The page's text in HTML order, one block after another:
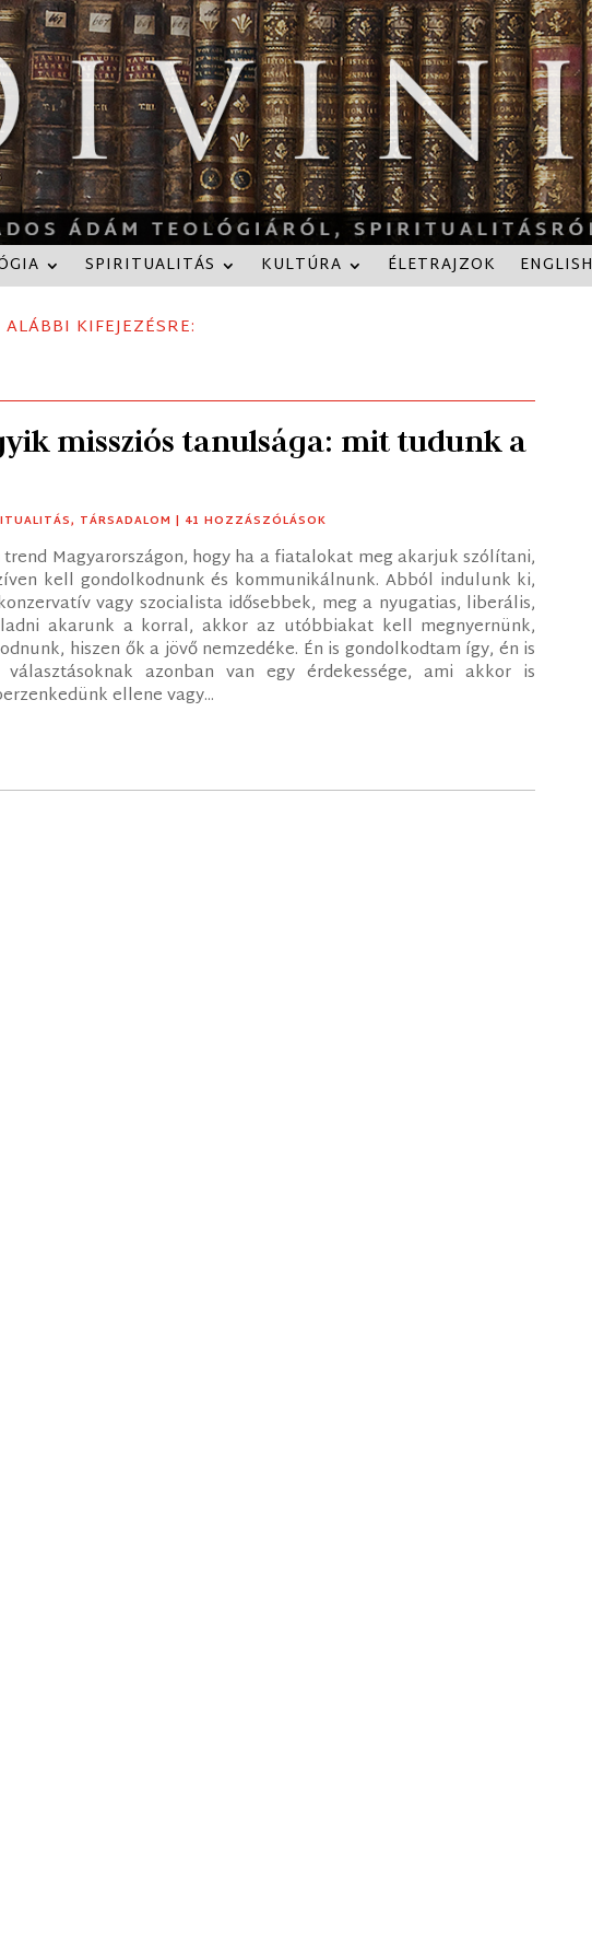
SPIRITUALITÁS KULTÚRA ÉLETRAJZOK ENGLISH
KIFEJEZÉSRE:
missziós tanulsága: mit tudunk a
, TÁRSADALOM | 41 HOZZÁSZÓLÁSOK
Magyarországon, hogy ha a fiatalokat meg akarjuk szólítani,
kell gondolkodnunk és kommunikálnunk. Abból indulunk ki,
vagy szocialista idősebbek, meg a nyugatias, liberális,
akarunk a korral, akkor az utóbbiakat kell megnyernünk,
hiszen ők a jövő nemzedéke. Én is gondolkodtam így, én is
azonban van egy érdekessége, ami akkor is
ellene vagy...